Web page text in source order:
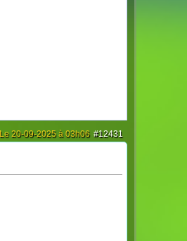
#12431
Le 20-09-2025 à 03h06